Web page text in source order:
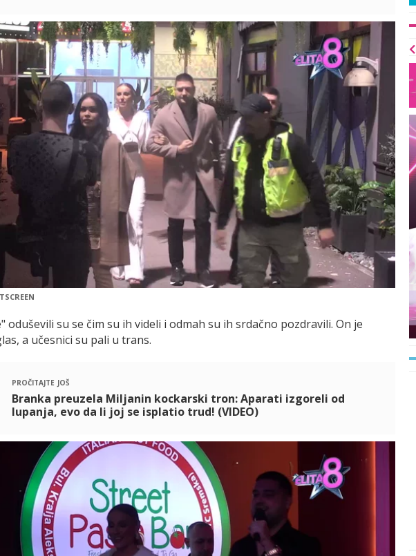
oduševili su se čim su ih videli i odmah su ih srdačno pozdravili. On je
a učesnici su pali u trans.
pročitajte još
Branka preuzela Miljanin kockarski tron: Aparati izgoreli od
lupanja, evo da li joj se isplatio trud! (VIDEO)